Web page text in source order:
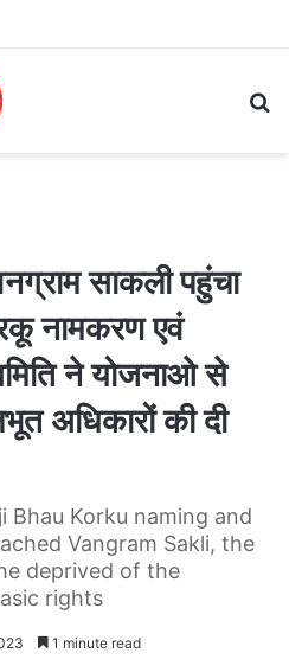
साकली पहुंचा
नामकरण एवं
ने योजनाओ से
अधिकारों की दी
Bhau Korku naming and
Vangram Sakli, the
deprived of the
rights
1 minute read